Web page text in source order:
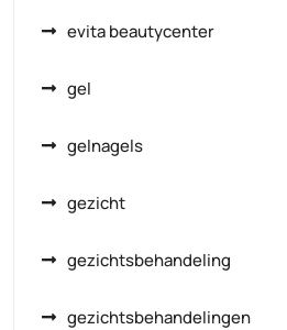
evita beautycenter
gel
gelnagels
gezicht
gezichtsbehandeling
gezichtsbehandelingen